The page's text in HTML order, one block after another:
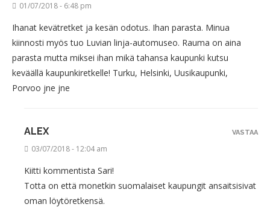
01/07/2018 - 6:48 pm
Ihanat kevätretket ja kesän odotus. Ihan parasta. Minua
kiinnosti myös tuo Luvian linja-automuseo. Rauma on aina
parasta mutta miksei ihan mikä tahansa kaupunki kutsu
keväällä kaupunkiretkelle! Turku, Helsinki, Uusikaupunki,
Porvoo jne jne
ALEX
03/07/2018 - 12:04 am
Kiitti kommentista Sari!
Totta on että monetkin suomalaiset kaupungit ansaitsisivat
oman löytöretkensä.
VASTAA